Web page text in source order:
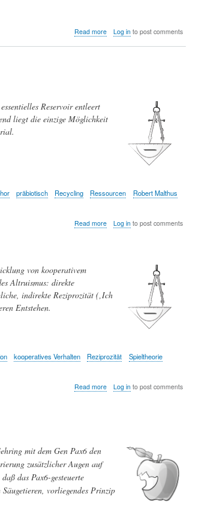
Read moreabout
Log into post comments
Reservoir entleert
liegt die einzige Möglichkeit
präbiotisch Recycling Ressourcen
Robert Malthus
Read moreabout
Recycling
Lebens
Log into post comments
von kooperativem
Altruismus: direkte
indirekte Reziprozität (‚Ich
Entstehen.
kooperatives Verhalten Reziprozität
Spieltheorie
Read moreabout
Log into post comments
mit dem Gen Pax6 den
zusätzlicher Augen auf
das Pax6-gesteuerte
vorliegendes Prinzip